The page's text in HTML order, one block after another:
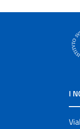
I